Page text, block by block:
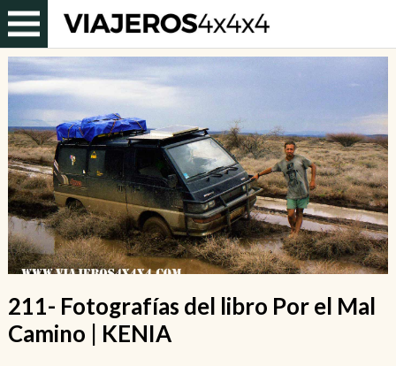
211- Fotografías del libro Por el Mal
Camino | KENIA